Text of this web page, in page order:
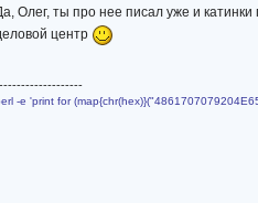
Олег, ты про нее писал уже и катинки
центр
-e 'print for